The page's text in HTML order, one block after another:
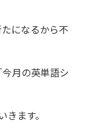
になるから不
月の英単語シ
ます。